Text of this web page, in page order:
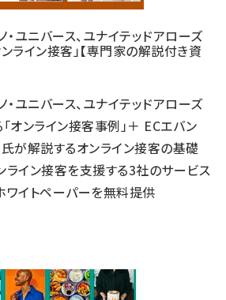
・ユニバース、ユナイテッドアローズ
ライン接客」【専門家の解説付き資
・ユニバース、ユナイテッドアローズ
オンライン接客事例」＋ ECエバン
が解説するオンライン接客の基礎
ライン接客を支援する3社のサービス
ワイトペーパーを無料提供